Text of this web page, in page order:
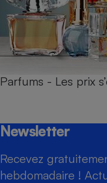
Parfums - Les prix
Newsletter
Recevez
hebdomadaire !